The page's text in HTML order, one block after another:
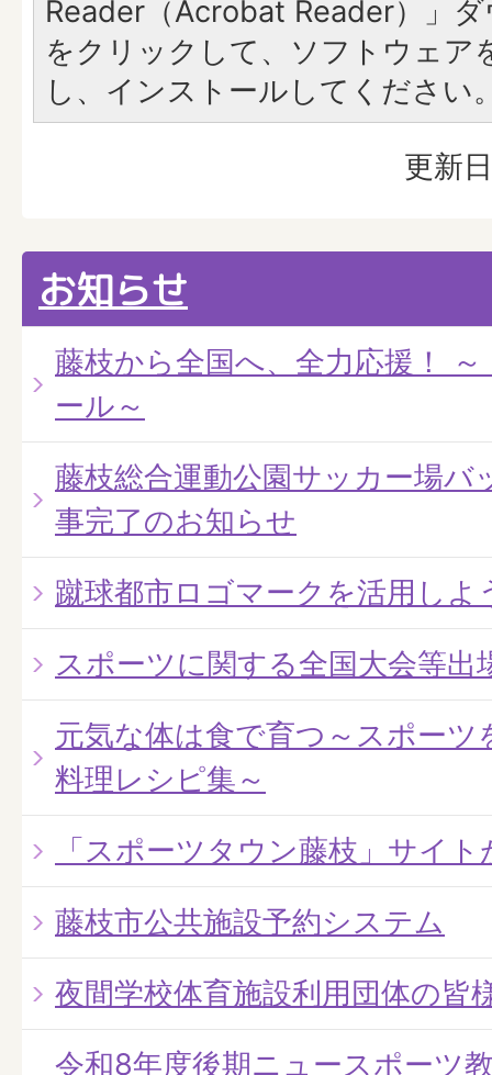
Reader（Acrobat Reader）」
をクリックして、ソフトウェア
し、インストールしてください
更新
お知らせ
藤枝から全国へ、全力応援！
ール～
藤枝総合運動公園サッカー場バ
事完了のお知らせ
蹴球都市ロゴマークを活用しよ
スポーツに関する全国大会等出
元気な体は食で育つ～スポー
料理レシピ集～
「スポーツタウン藤枝」サイ
藤枝市公共施設予約システム
夜間学校体育施設利用団体の皆
令和8年度後期ニュースポーツ